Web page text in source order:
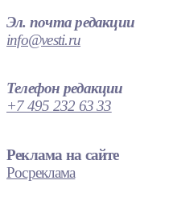
Эл. почта редакции
info@vesti.ru
Телефон редакции
+7 495 232 63 33
Реклама на сайте
Росреклама